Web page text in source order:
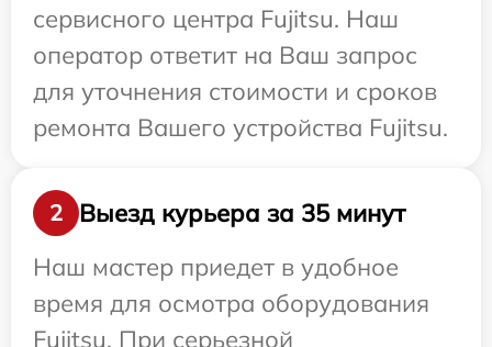
сервисного центра Fujitsu. Наш
оператор ответит на Ваш запрос
для уточнения стоимости и сроков
ремонта Вашего устройства Fujitsu.
2
Выезд курьера за 35 минут
Наш мастер приедет в удобное
время для осмотра оборудования
Fujitsu. При серьезной